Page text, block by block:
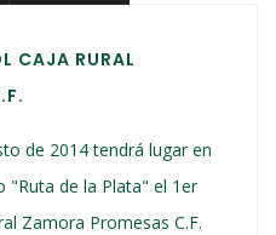
CAJA RURAL
de 2014 tendrá lugar en
"Ruta de la Plata" el 1er
Zamora Promesas C.F.